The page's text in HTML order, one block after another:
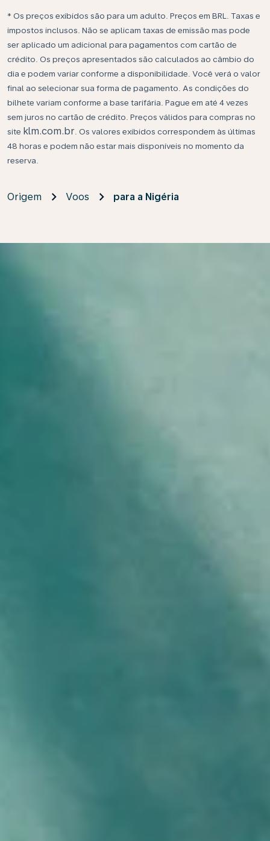
* Os preços exibidos são para um adulto. Preços em BRL. Taxas e
impostos inclusos. Não se aplicam taxas de emissão mas pode
ser aplicado um adicional para pagamentos com cartão de
crédito. Os preços apresentados são calculados ao câmbio do
dia e podem variar conforme a disponibilidade. Você verá o valor
final ao selecionar sua forma de pagamento. As condições do
bilhete variam conforme a base tarifária. Pague em até 4 vezes
sem juros no cartão de crédito. Preços válidos para compras no
site klm.com.br . Os valores exibidos correspondem às últimas
48 horas e podem não estar mais disponíveis no momento da
reserva.
Origem Voos para a Nigéria